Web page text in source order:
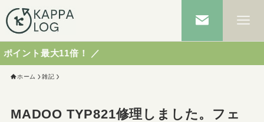
大11倍！ ／
ホーム 雑記
MADOO TYP821修理しました。フェ